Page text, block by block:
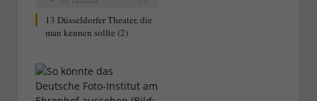
13 Düsseldorfer Theater, die
man kennen sollte (2)